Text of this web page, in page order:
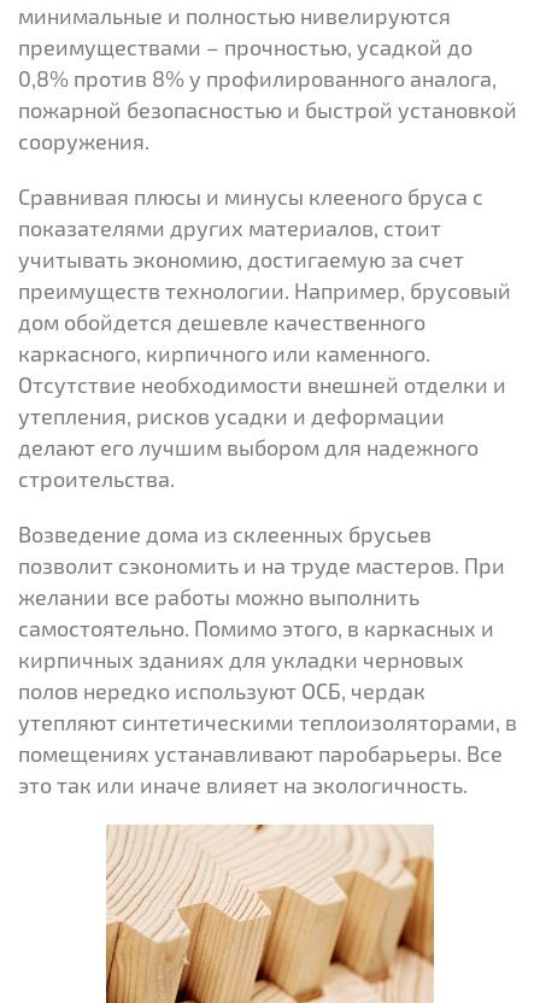
минимальные и полностью нивелируются
преимуществами – прочностью, усадкой до
0,8% против 8% у профилированного аналога,
пожарной безопасностью и быстрой установкой
сооружения.
Сравнивая плюсы и минусы клееного бруса с
показателями других материалов, стоит
учитывать экономию, достигаемую за счет
преимуществ технологии. Например, брусовый
дом обойдется дешевле качественного
каркасного, кирпичного или каменного.
Отсутствие необходимости внешней отделки и
утепления, рисков усадки и деформации
делают его лучшим выбором для надежного
строительства.
Возведение дома из склеенных брусьев
позволит сэкономить и на труде мастеров. При
желании все работы можно выполнить
самостоятельно. Помимо этого, в каркасных и
кирпичных зданиях для укладки черновых
полов нередко используют ОСБ, чердак
утепляют синтетическими теплоизоляторами, в
помещениях устанавливают паробарьеры. Все
это так или иначе влияет на экологичность.